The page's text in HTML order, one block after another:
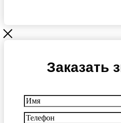
Заказать